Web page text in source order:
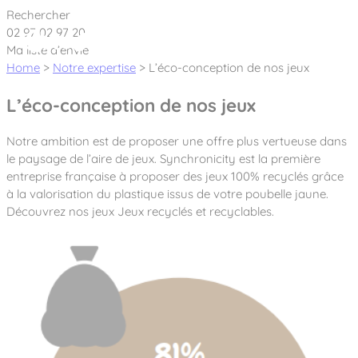
Cookies management panel
Créateur et fabricant d’aires de jeux &
équipements sportifs
Nos dernières actualités
Nos engagements
Notre partenariat avec l’association Rêves de clown
Nos Garanties
Notre concept
Aires de jeux Bikini & Bermuda®
Tous nos jeux
Jeux inclusifs
Sport & Fitness Sport&Co®
Agrès fitness
Mobilier & accessoires
Rechercher
02 97 02 97 20
Ma liste d’envie
Home > Notre expertise > L’éco-conception de nos jeux
L’éco-conception de nos jeux
Notre ambition est de proposer une offre plus vertueuse dans
le paysage de l’aire de jeux. Synchronicity est la première
entreprise française à proposer des jeux 100% recyclés grâce
à la valorisation du plastique issus de votre poubelle jaune.
Découvrez nos jeux Jeux recyclés et recyclables.